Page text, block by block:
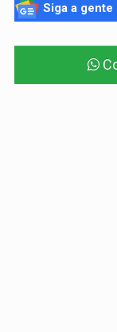
Siga a gente